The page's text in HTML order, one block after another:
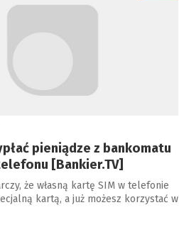
pieniądze z bankomatu
[Bankier.TV]
że własną kartę SIM w telefonie
kartą, a już możesz korzystać w